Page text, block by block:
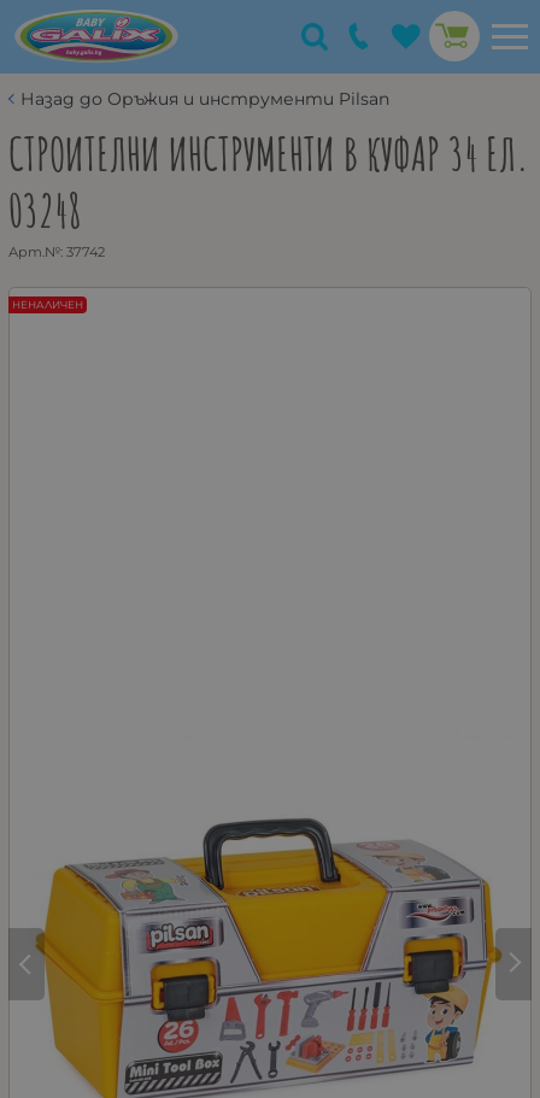
Назад до Оръжия и инструменти Pilsan
СТРОИТЕЛНИ ИНСТРУМЕНТИ В КУФАР 34 ЕЛ.
03248
Арт.№: 37742
НЕНАЛИЧЕН